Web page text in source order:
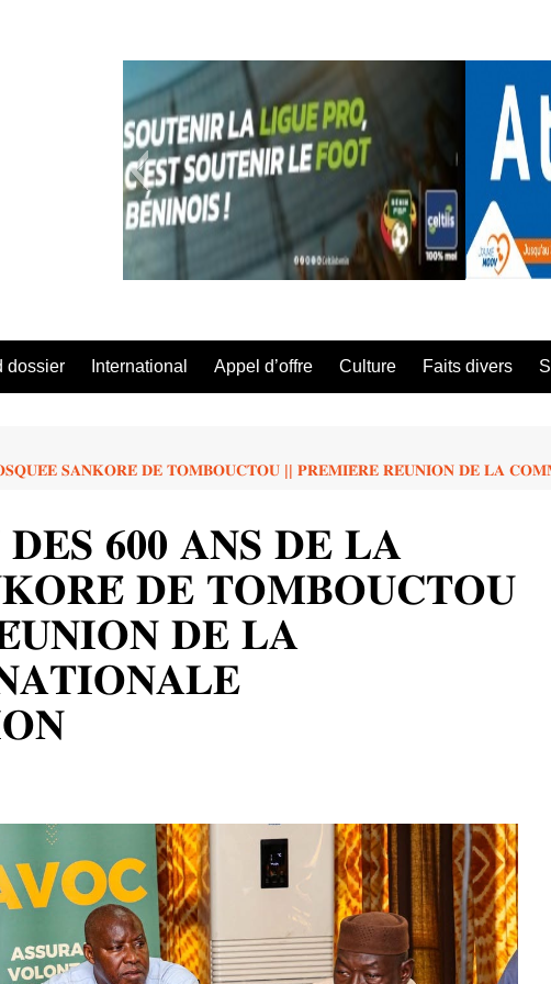
dossier International Appel d’offre Culture Faits divers
𝐒𝐀𝐍𝐊𝐎𝐑𝐄́ 𝐃𝐄 𝐓𝐎𝐌𝐁𝐎𝐔𝐂𝐓𝐎𝐔 || 𝐏𝐑𝐄𝐌𝐈𝐄̀𝐑𝐄 𝐑𝐄́𝐔𝐍𝐈𝐎𝐍 𝐃𝐄 𝐋𝐀
𝟔𝟎𝟎 𝐀𝐍𝐒 𝐃𝐄 𝐋𝐀
𝐃𝐄 𝐓𝐎𝐌𝐁𝐎𝐔𝐂𝐓𝐎𝐔
𝐃𝐄 𝐋𝐀